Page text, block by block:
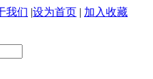
我们 |设为首页 | 加入收藏